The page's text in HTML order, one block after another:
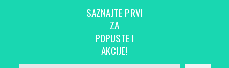
SAZNAJTE PRVI
ZA
POPUSTE I
AKCIJE!